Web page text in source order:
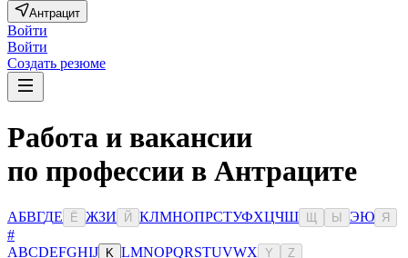
Антрацит
Войти
Войти
Создать резюме
Работа и вакансии
по профессии в Антраците
АБВГДЕ Ё ЖЗИ Й КЛМНОПРСТУФХЦЧШ Ы ЭЮ Я
#
ABCDEFGHIJ K LMNOPQRSTUVWX Y Z